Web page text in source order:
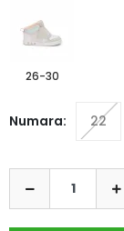
26-30
Numara: 22